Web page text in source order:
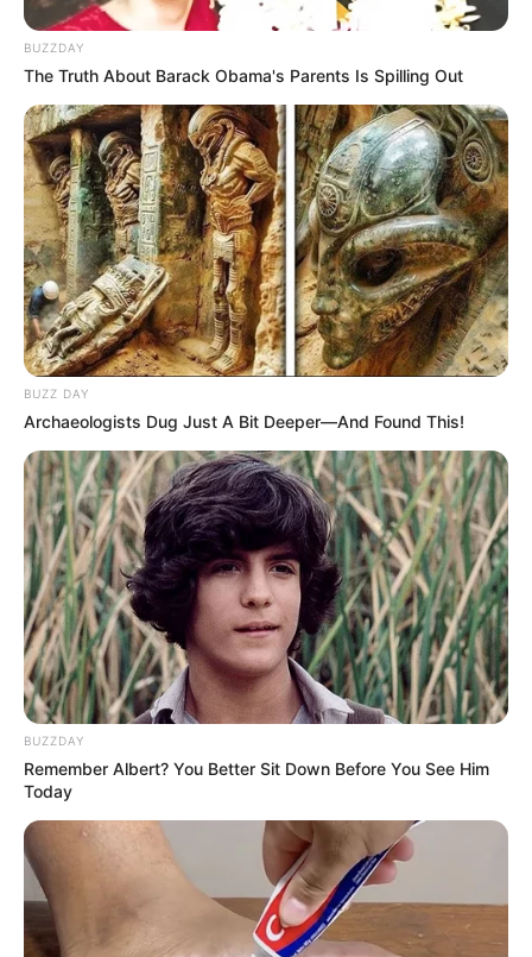
BUZZDAY
The Truth About Barack Obama's Parents Is Spilling Out
BUZZ DAY
Archaeologists Dug Just A Bit Deeper—And Found This!
BUZZDAY
Remember Albert? You Better Sit Down Before You See Him
Today